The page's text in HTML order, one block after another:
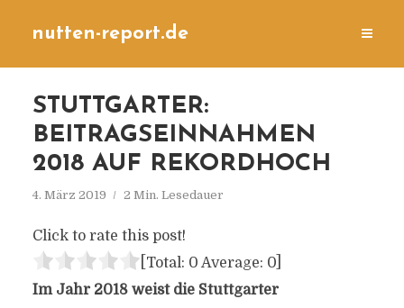
nutten-report.de
STUTTGARTER:
BEITRAGSEINNAHMEN
2018 AUF REKORDHOCH
4. März 2019 2 Min. Lesedauer
Click to rate this post!
[Total: 0 Average: 0]
Im Jahr 2018 weist die Stuttgarter